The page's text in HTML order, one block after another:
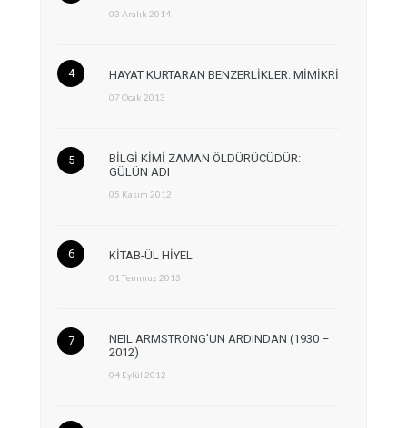
03 Aralık 2014
HAYAT KURTARAN BENZERLİKLER: MİMİKRİ
07 Ocak 2013
BİLGİ KİMİ ZAMAN ÖLDÜRÜCÜDÜR:
GÜLÜN ADI
05 Kasım 2012
KİTAB-ÜL HİYEL
01 Temmuz 2013
NEIL ARMSTRONG’UN ARDINDAN (1930 –
2012)
04 Eylül 2012